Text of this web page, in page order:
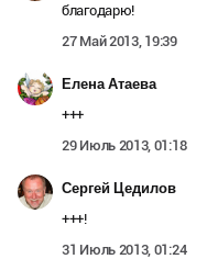
благодарю!
27 Май 2013, 19:39
Елена Атаева
+++
29 Июль 2013, 01:18
Сергей Цедилов
+++!
31 Июль 2013, 01:24